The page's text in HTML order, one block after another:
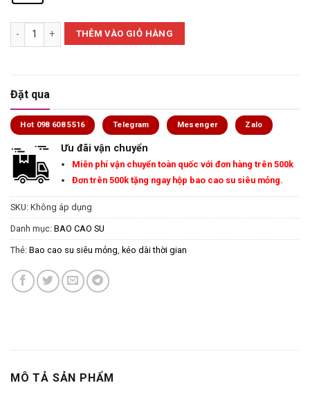
[Hộp 10 cái] Bao cao su siêu mỏng 0.01mm OLO hương vani, kéo dài
THÊM VÀO GIỎ HÀNG
Đặt qua
Hot 098 608 5516 Telegram Mesenger Zalo
Ưu đãi vận chuyển
Miễn phí vận chuyển toàn quốc với đơn hàng trên 500k
Đơn trên 500k tặng ngay hộp bao cao su siêu mỏng.
SKU: Không áp dụng
Danh mục: BAO CAO SU
Thẻ: Bao cao su siêu mỏng, kéo dài thời gian
MÔ TẢ SẢN PHẨM